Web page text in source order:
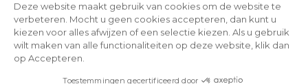
Mijn Account
Deze website maakt gebruik van cookies om de website te
verbeteren. Mocht u geen cookies accepteren, dan kunt u
kiezen voor alles afwijzen of een selectie kiezen. Als u gebruik
wilt maken van alle functionaliteiten op deze website, klik dan
op Accepteren.
Toestemmingen gecertificeerd door